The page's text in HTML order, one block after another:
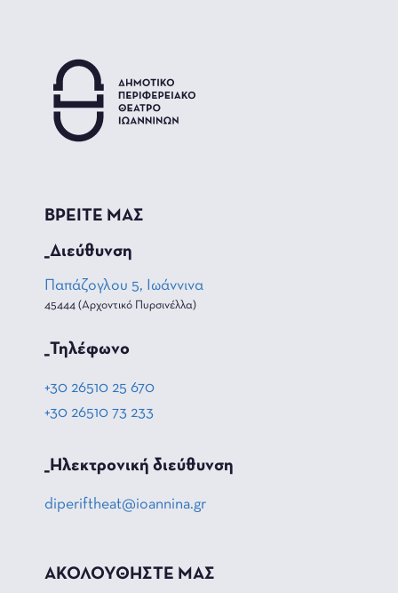
ΒΡΕΙΤΕ ΜΑΣ
_Διεύθυνση
Παπάζογλου 5, Ιωάννινα
45444 (Αρχοντικό Πυρσινέλλα)
_Τηλέφωνο
+30 26510 25 670
+30 26510 73 233
_Hλεκτρονική διεύθυνση
diperiftheat@ioannina.gr
ΑΚΟΛΟΥΘΗΣΤΕ ΜΑΣ